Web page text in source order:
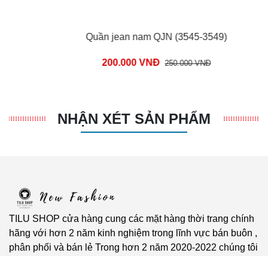
Quần jean nam QJN (3545-3549)
200.000 VNĐ 250.000 VNĐ
NHẬN XÉT SẢN PHẨM
TILU SHOP cửa hàng cung các mặt hàng thời trang chính
hãng với hơn 2 năm kinh nghiệm trong lĩnh vực bán buôn ,
phân phối và bán lẻ Trong hơn 2 năm 2020-2022 chúng tôi